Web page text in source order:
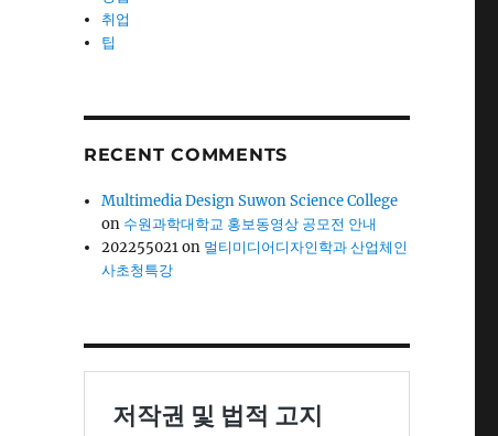
취업
팁
RECENT COMMENTS
Multimedia Design Suwon Science College
on 수원과학대학교 홍보동영상 공모전 안내
202255021on 멀티미디어디자인학과 산업체인
사초청특강